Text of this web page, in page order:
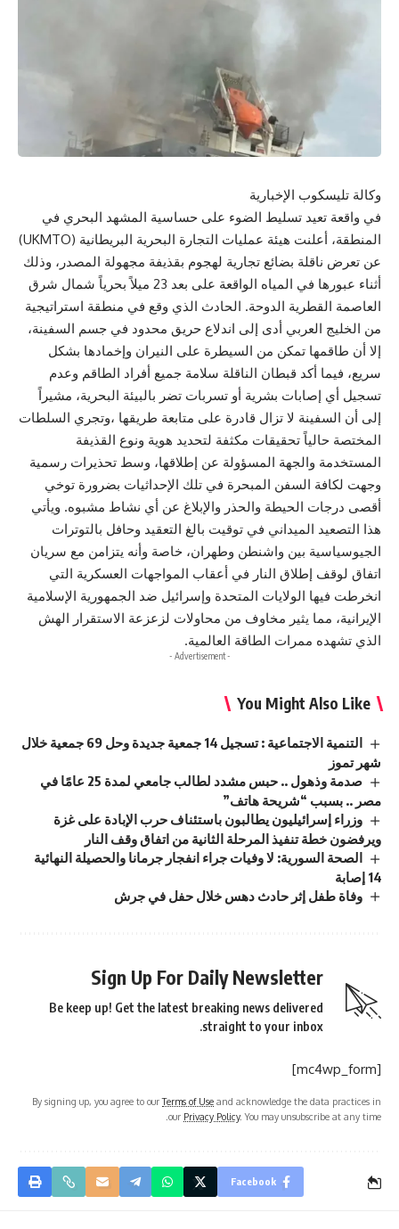
وكالة تليسكوب الإخبارية
​في واقعة تعيد تسليط الضوء على حساسية المشهد البحري في
المنطقة، أعلنت هيئة عمليات التجارة البحرية البريطانية (UKMTO)
عن تعرض ناقلة بضائع تجارية لهجوم بقذيفة مجهولة المصدر، وذلك
أثناء عبورها في المياه الواقعة على بعد 23 ميلاً بحرياً شمال شرق
العاصمة القطرية الدوحة. الحادث الذي وقع في منطقة استراتيجية
من الخليج العربي أدى إلى اندلاع حريق محدود في جسم السفينة،
إلا أن طاقمها تمكن من السيطرة على النيران وإخمادها بشكل
سريع، فيما أكد قبطان الناقلة سلامة جميع أفراد الطاقم وعدم
تسجيل أي إصابات بشرية أو تسربات تضر بالبيئة البحرية، مشيراً
إلى أن السفينة لا تزال قادرة على متابعة طريقها ،وتجري السلطات
المختصة حالياً تحقيقات مكثفة لتحديد هوية ونوع القذيفة
المستخدمة والجهة المسؤولة عن إطلاقها، وسط تحذيرات رسمية
وجهت لكافة السفن المبحرة في تلك الإحداثيات بضرورة توخي
أقصى درجات الحيطة والحذر والإبلاغ عن أي نشاط مشبوه. ويأتي
هذا التصعيد الميداني في توقيت بالغ التعقيد وحافل بالتوترات
الجيوسياسية بين واشنطن وطهران، خاصة وأنه يتزامن مع سريان
اتفاق لوقف إطلاق النار في أعقاب المواجهات العسكرية التي
انخرطت فيها الولايات المتحدة وإسرائيل ضد الجمهورية الإسلامية
الإيرانية، مما يثير مخاوف من محاولات لزعزعة الاستقرار الهش
الذي تشهده ممرات الطاقة العالمية.
- Advertisement -
You Might Also Like
التنمية الاجتماعية : تسجيل 14 جمعية جديدة وحل 69 جمعية خلال
شهر تموز
صدمة وذهول .. حبس مشدد لطالب جامعي لمدة 25 عامًا في
مصر .. بسبب “شريحة هاتف”
وزراء إسرائيليون يطالبون باستئناف حرب الإبادة على غزة
ويرفضون خطة تنفيذ المرحلة الثانية من اتفاق وقف النار
الصحة السورية: لا وفيات جراء انفجار جرمانا والحصيلة النهائية
14 إصابة
وفاة طفل إثر حادث دهس خلال حفل في جرش
Sign Up For Daily Newsletter
Be keep up! Get the latest breaking news delivered
straight to your inbox.
[mc4wp_form]
By signing up, you agree to ourTerms of Use and acknowledge the data practices in
our Privacy Policy. You may unsubscribe at any time.
Facebook